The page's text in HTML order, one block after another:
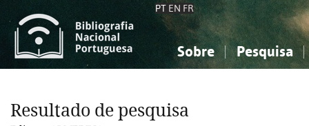
PT EN FR
Sobre Pesquisa
Ciências sociais...
Ciências sociais...
Resultado de pesquisa